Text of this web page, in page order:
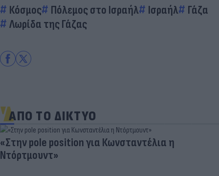
Κόσμος Πόλεμος στο Ισραήλ Ισραήλ
Γάζα
Λωρίδα της Γάζας
ΑΠΟ ΤΟ ΔΙΚΤΥΟ
«Στην pole position για Κωνσταντέλια η
Ντόρτμουντ»